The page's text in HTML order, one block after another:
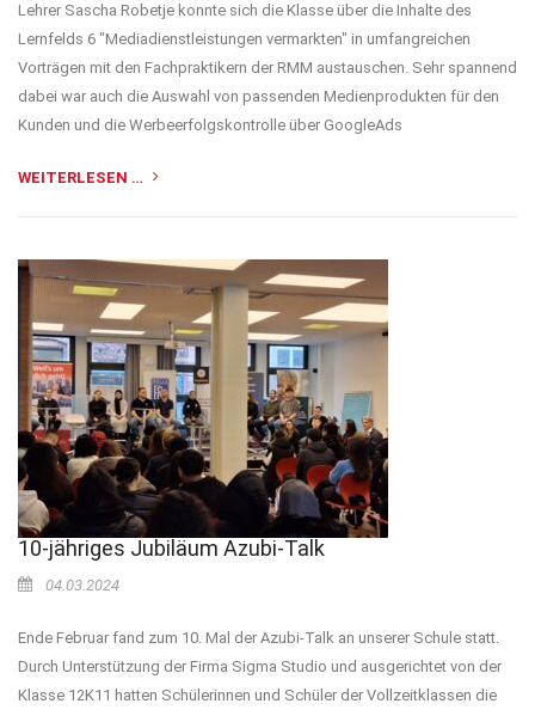
Lehrer Sascha Robetje konnte sich die Klasse über die Inhalte des
Lernfelds 6 "Mediadienstleistungen vermarkten" in umfangreichen
Vorträgen mit den Fachpraktikern der RMM austauschen. Sehr spannend
dabei war auch die Auswahl von passenden Medienprodukten für den
Kunden und die Werbeerfolgskontrolle über GoogleAds
WEITERLESEN …
10-jähriges Jubiläum Azubi-Talk
04.03.2024
Ende Februar fand zum 10. Mal der Azubi-Talk an unserer Schule statt.
Durch Unterstützung der Firma Sigma Studio und ausgerichtet von der
Klasse 12K11 hatten Schülerinnen und Schüler der Vollzeitklassen die